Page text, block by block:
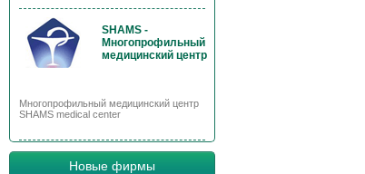
SHAMS -
Многопрофильный
медицинский центр
Многопрофильный медицинский центр
SHAMS medical center
Новые фирмы